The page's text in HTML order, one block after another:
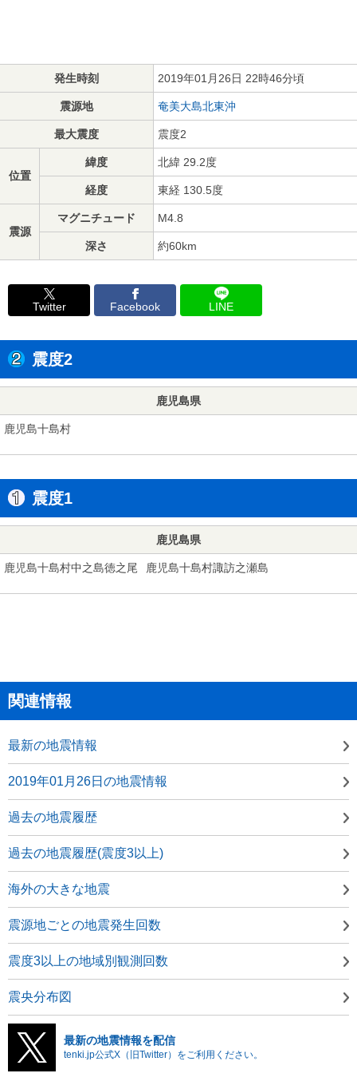
発生時刻 2019年01月26日 22時46分頃
震源地 奄美大島北東沖
最大震度 震度2
位置
緯度 北緯 29.2度
経度 東経 130.5度
震源
マグニチュード M4.8
深さ 約60km
Twitter Facebook LINE
震度2
鹿児島県
鹿児島十島村
震度1
鹿児島県
鹿児島十島村中之島徳之尾 鹿児島十島村諏訪之瀬島
関連情報
最新の地震情報
2019年01月26日の地震情報
過去の地震履歴
過去の地震履歴(震度3以上)
海外の大きな地震
震源地ごとの地震発生回数
震度3以上の地域別観測回数
震央分布図
最新の地震情報を配信
tenki.jp公式X（旧Twitter）をご利用ください。